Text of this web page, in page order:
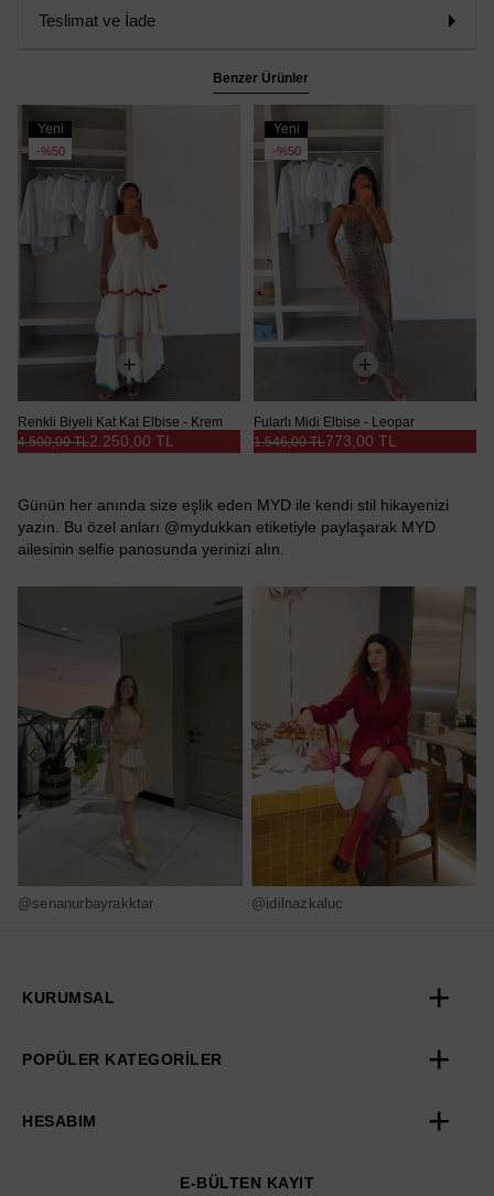
Teslimat ve İade
Benzer Ürünler
Yeni
Ürün
%50
Renkli Biyeli Kat Kat Elbise - Krem
2.250,00 TL
4.500,00 TL
Yeni
Ürün
%50
Fularlı Midi Elbise - Leopar
773,00 TL
1.546,00 TL
Günün her anında size eşlik eden MYD ile kendi stil hikayenizi
yazın. Bu özel anları @mydukkan etiketiyle paylaşarak MYD
ailesinin selfie panosunda yerinizi alın.
@senanurbayrakktar @idilnazkaluc
KURUMSAL
POPÜLER KATEGORİLER
HESABIM
E-BÜLTEN KAYIT